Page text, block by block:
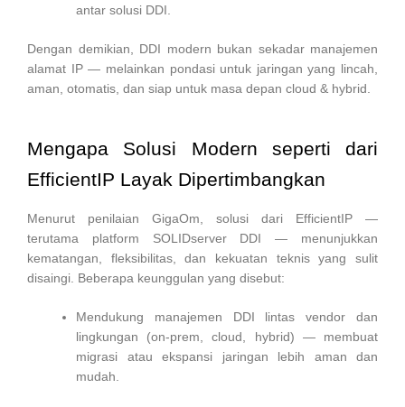
antar solusi DDI.
Dengan demikian, DDI modern bukan sekadar manajemen
alamat IP — melainkan pondasi untuk jaringan yang lincah,
aman, otomatis, dan siap untuk masa depan cloud & hybrid.
Mengapa Solusi Modern seperti dari
EfficientIP Layak Dipertimbangkan
Menurut penilaian GigaOm, solusi dari EfficientIP —
terutama platform SOLIDserver DDI — menunjukkan
kematangan, fleksibilitas, dan kekuatan teknis yang sulit
disaingi. Beberapa keunggulan yang disebut:
Mendukung manajemen DDI lintas vendor dan
lingkungan (on-prem, cloud, hybrid) — membuat
migrasi atau ekspansi jaringan lebih aman dan
mudah.